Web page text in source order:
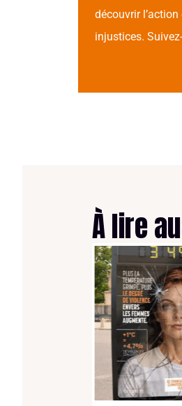
découvrir
injustices.
À lire